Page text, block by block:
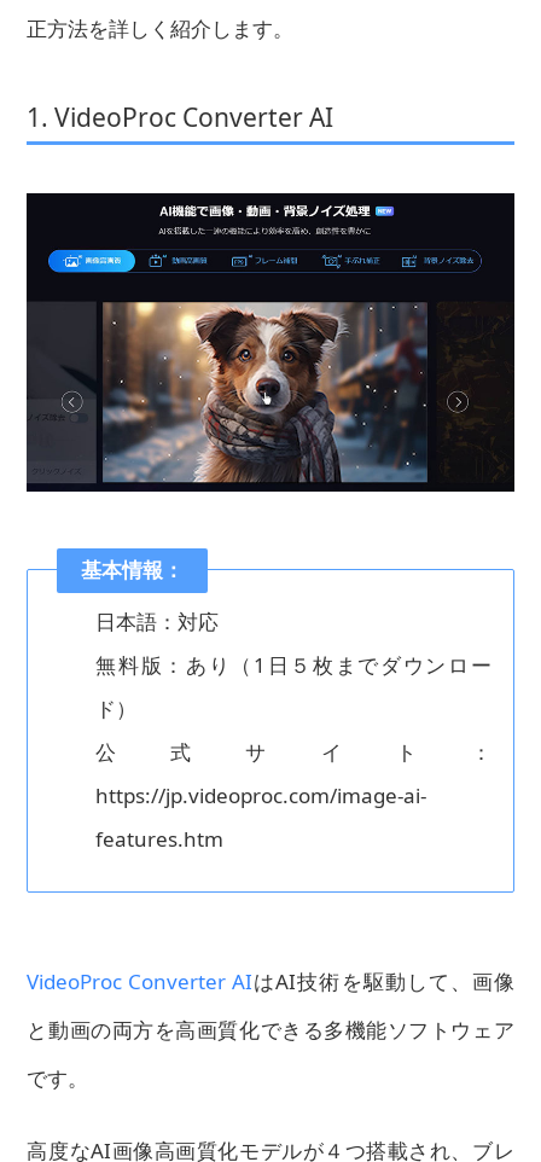
正方法を詳しく紹介します。
1. VideoProc Converter AI
基本情報：
日本語：対応
無料版：あり（1日５枚までダウンロー
ド）
公式サイト：
https://jp.videoproc.com/image-ai-
features.htm
VideoProc Converter AIはAI技術を駆動して、画像
と動画の両方を高画質化できる多機能ソフトウェア
です。
高度なAI画像高画質化モデルが４つ搭載され、ブレ